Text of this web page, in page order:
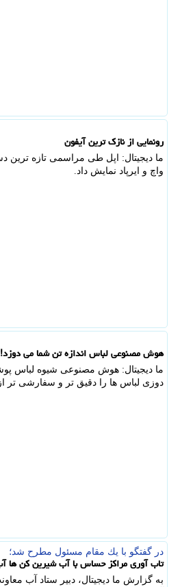
رونمایی از نازک ترین آیفون
واچ و ایرپاد نمایش داد.
هوش مصنوعی لباس اندازه تن شما می دوزد!
ما دیجیتال: هوش مصنوعی شیوه لباس
دوزی لباس ها را دقیق تر و سفارشی تر
در گفتگو با یك مقام مسئول مطرح شد؛
تاب آوری مراکز حساس با آب شیرین کن ها
به گزارش ما دیجیتال، دبیر ستاد آب